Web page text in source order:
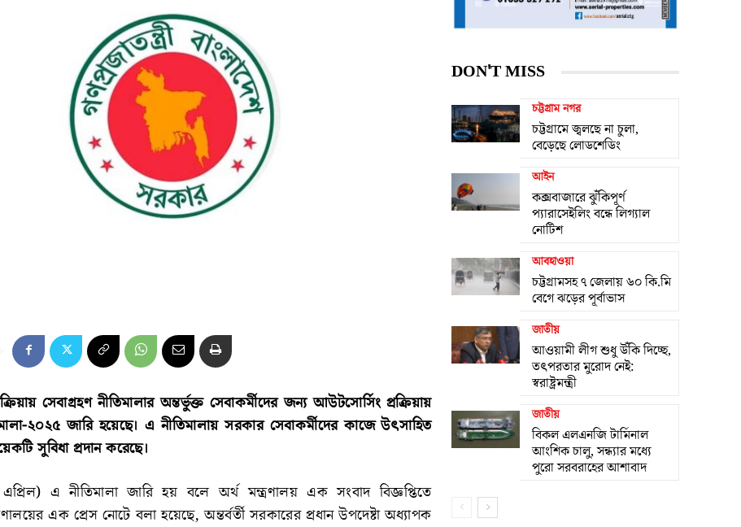
সেবাগ্রহণ নীতিমালার অন্তর্ভুক্ত সেবাকর্মীদের জন্য আউটসোর্সিং প্রক্রিয়ায়
২০২৫ জারি হয়েছে। এ নীতিমালায় সরকার সেবাকর্মীদের কাজে উৎসাহিত
সুবিধা প্রদান করেছে।
এ নীতিমালা জারি হয় বলে অর্থ মন্ত্রণালয় এক সংবাদ বিজ্ঞপ্তিতে
এক প্রেস নোটে বলা হয়েছে, অন্তর্বর্তী সরকারের প্রধান উপদেষ্টা অধ্যাপক
DON'T MISS
চট্টগ্রাম নগর
চট্টগ্রামে জ্বলছে না চুলা,
বেড়েছে লোডশেডিং
আইন
কক্সবাজারে ঝুঁকিপূর্ণ
প্যারাসেইলিং বন্ধে লিগ্যাল
নোটিশ
আবহাওয়া
চট্টগ্রামসহ ৭ জেলায় ৬০ কি.মি
বেগে ঝড়ের পূর্বাভাস
জাতীয়
আওয়ামী লীগ শুধু উঁকি দিচ্ছে,
তৎপরতার মুরোদ নেই:
স্বরাষ্ট্রমন্ত্রী
জাতীয়
বিকল এলএনজি টার্মিনাল
আংশিক চালু, সন্ধ্যার মধ্যে
পুরো সরবরাহের আশাবাদ